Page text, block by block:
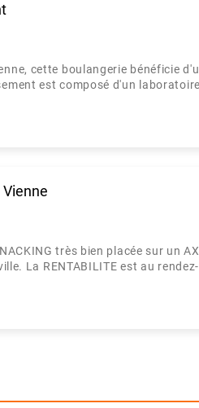
cette boulangerie bénéficie
est composé d'un
très bien placée sur un
La RENTABILITE est au